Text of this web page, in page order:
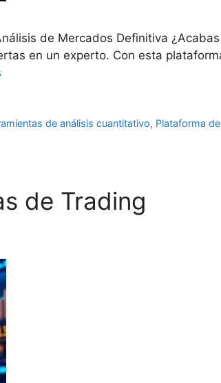
de Mercados Definitiva
en un experto. Con esta
de análisis cuantitativo, Plataforma
de Trading